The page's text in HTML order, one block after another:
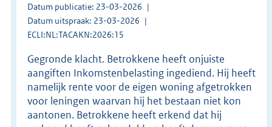
Datum publicatie: 23-03-2026
Datum uitspraak: 23-03-2026
ECLI:NL:TACAKN:2026:15
Gegronde klacht. Betrokkene heeft onjuiste
aangiften Inkomstenbelasting ingediend. Hij heeft
namelijk rente voor de eigen woning afgetrokken
voor leningen waarvan hij het bestaan niet kon
aantonen. Betrokkene heeft erkend dat hij